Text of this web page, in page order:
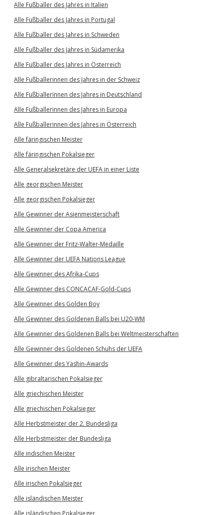
Alle Fußballer des Jahres in Italien
Alle Fußballer des Jahres in Portugal
Alle Fußballer des Jahres in Schweden
Alle Fußballer des Jahres in Südamerika
Alle Fußballer des Jahres in Österreich
Alle Fußballerinnen des Jahres in der Schweiz
Alle Fußballerinnen des Jahres in Deutschland
Alle Fußballerinnen des Jahres in Europa
Alle Fußballerinnen des Jahres in Österreich
Alle färingischen Meister
Alle färingischen Pokalsieger
Alle Generalsekretäre der UEFA in einer Liste
Alle georgischen Meister
Alle georgischen Pokalsieger
Alle Gewinner der Asienmeisterschaft
Alle Gewinner der Copa America
Alle Gewinner der Fritz-Walter-Medaille
Alle Gewinner der UEFA Nations League
Alle Gewinner des Afrika-Cups
Alle Gewinner des CONCACAF-Gold-Cups
Alle Gewinner des Golden Boy
Alle Gewinner des Goldenen Balls bei U20-WM
Alle Gewinner des Goldenen Balls bei Weltmeisterschaften
Alle Gewinner des Goldenen Schuhs der UEFA
Alle Gewinner des Yashin-Awards
Alle gibraltarischen Pokalsieger
Alle griechischen Meister
Alle griechischen Pokalsieger
Alle Herbstmeister der 2. Bundesliga
Alle Herbstmeister der Bundesliga
Alle indischen Meister
Alle irischen Meister
Alle irischen Pokalsieger
Alle isländischen Meister
Alle isländischen Pokalsieger